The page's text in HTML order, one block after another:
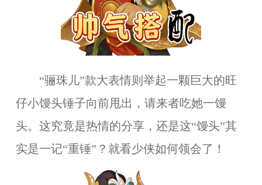
“骊珠儿”款大表情则举起一颗巨大的旺
仔小馒头锤子向前甩出，请来者吃她一馒
头。这究竟是热情的分享，还是这“馒头”其
实是一记“重锤”？就看少侠如何领会了！